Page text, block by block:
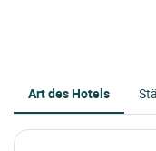
Art des Hotels